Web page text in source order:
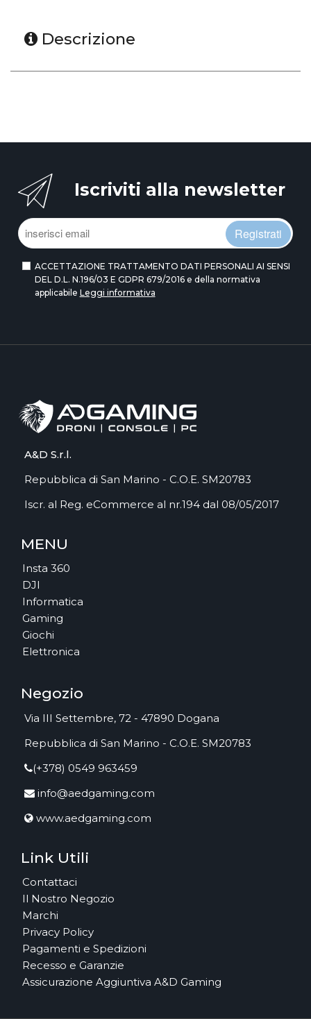
Descrizione
Iscriviti alla newsletter
Registrati
ACCETTAZIONE TRATTAMENTO DATI PERSONALI AI SENSI
DEL D.L. N.196/03 E GDPR 679/2016 e della normativa
applicabile Leggi informativa
A&D S.r.l.
Repubblica di San Marino - C.O.E. SM20783
Iscr. al Reg. eCommerce al nr.194 dal 08/05/2017
MENU
Insta 360
DJI
Informatica
Gaming
Giochi
Elettronica
Negozio
Via III Settembre, 72 - 47890 Dogana
Repubblica di San Marino - C.O.E. SM20783
(+378) 0549 963459
info@aedgaming.com
www.aedgaming.com
Link Utili
Contattaci
Il Nostro Negozio
Marchi
Privacy Policy
Pagamenti e Spedizioni
Recesso e Garanzie
Assicurazione Aggiuntiva A&D Gaming